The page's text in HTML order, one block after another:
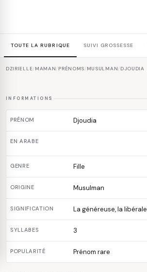
TOUTE LA RUBRIQUE SUIVI GROSSESSE
DZIRIELLE/ MAMAN/ PRÉNOMS/ MUSULMAN/ DJOUDIA
INFORMATIONS
PRÉNOM Djoudia
EN ARABE
GENRE Fille
ORIGINE Musulman
SIGNIFICATION La généreuse, la libérale
SYLLABES 3
POPULARITÉ Prénom rare